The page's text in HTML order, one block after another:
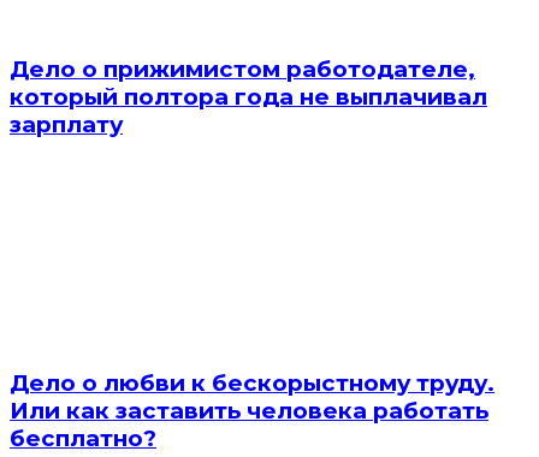
Дело о прижимистом работодателе,
который полтора года не выплачивал
зарплату
Дело о любви к бескорыстному труду.
Или как заставить человека работать
бесплатно?